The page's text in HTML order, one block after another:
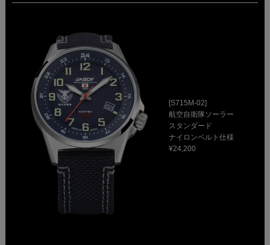
[S715M-02]
航空自衛隊ソーラー
スタンダード
ナイロンベルト仕様
¥24,200